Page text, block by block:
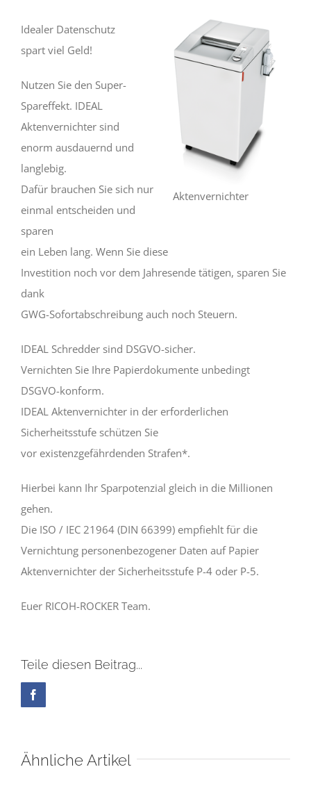
Aktenvernichter
Idealer Datenschutz
spart viel Geld!
Nutzen Sie den Super-
Spareffekt. IDEAL
Aktenvernichter sind
enorm ausdauernd und
langlebig.
Dafür brauchen Sie sich nur
einmal entscheiden und
sparen
ein Leben lang. Wenn Sie diese
Investition noch vor dem Jahresende tätigen, sparen Sie
dank
GWG-Sofortabschreibung auch noch Steuern.
IDEAL Schredder sind DSGVO-sicher.
Vernichten Sie Ihre Papierdokumente unbedingt
DSGVO-konform.
IDEAL Aktenvernichter in der erforderlichen
Sicherheitsstufe schützen Sie
vor existenzgefährdenden Strafen*.
Hierbei kann Ihr Sparpotenzial gleich in die Millionen
gehen.
Die ISO / IEC 21964 (DIN 66399) empfiehlt für die
Vernichtung personenbezogener Daten auf Papier
Aktenvernichter der Sicherheitsstufe P-4 oder P-5.
Euer RICOH-ROCKER Team.
Teile diesen Beitrag...
Ähnliche Artikel